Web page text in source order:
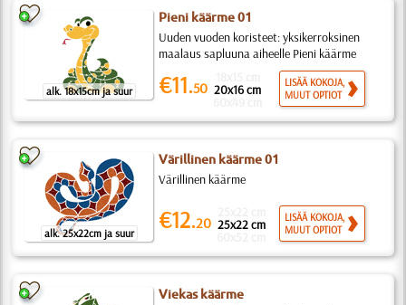
alk. 18x15cm ja suur
Pieni käärme 01
Uuden vuoden koristeet: yksikerroksinen
maalaus sapluuna aiheelle Pieni käärme
€11.50 20x16 cm
LISÄÄ KOKOJA,
MUUT OPTIOT
alk. 25x22cm ja suur
Värillinen käärme 01
Värillinen käärme
€12.20 25x22 cm
LISÄÄ KOKOJA,
MUUT OPTIOT
Viekas käärme